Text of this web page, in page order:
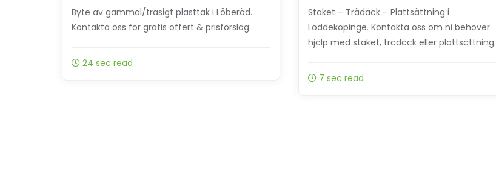
Byte av gammal/trasigt plasttak i Löberöd.
Kontakta oss för gratis offert & prisförslag.
24 sec read
Staket – Trädäck – Plattsättning i
Löddeköpinge. Kontakta oss om ni behöver
hjälp med staket, trädäck eller plattsättning.
7 sec read